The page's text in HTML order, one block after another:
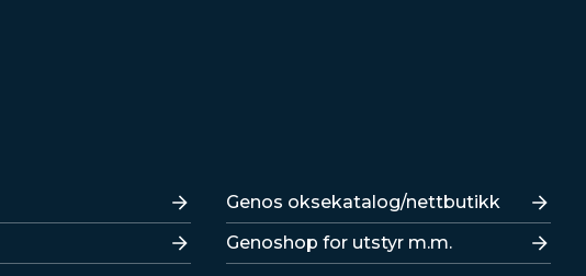
Lenker
Genos oksekatalog/nettbutikk
Genoshop for utstyr m.m.